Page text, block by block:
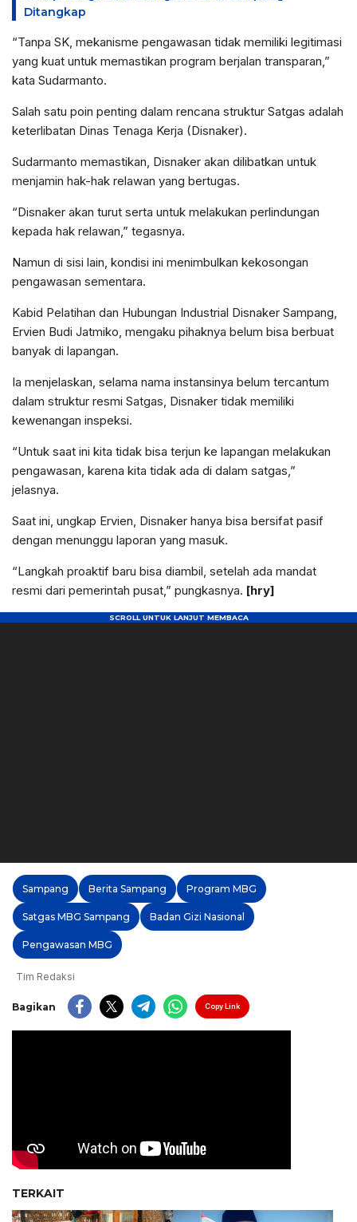
Ditangkap
“Tanpa SK, mekanisme pengawasan tidak memiliki legitimasi
yang kuat untuk memastikan program berjalan transparan,”
kata Sudarmanto.
Salah satu poin penting dalam rencana struktur Satgas adalah
keterlibatan Dinas Tenaga Kerja (Disnaker).
Sudarmanto memastikan, Disnaker akan dilibatkan untuk
menjamin hak-hak relawan yang bertugas.
“Disnaker akan turut serta untuk melakukan perlindungan
kepada hak relawan,” tegasnya.
Namun di sisi lain, kondisi ini menimbulkan kekosongan
pengawasan sementara.
Kabid Pelatihan dan Hubungan Industrial Disnaker Sampang,
Ervien Budi Jatmiko, mengaku pihaknya belum bisa berbuat
banyak di lapangan.
Ia menjelaskan, selama nama instansinya belum tercantum
dalam struktur resmi Satgas, Disnaker tidak memiliki
kewenangan inspeksi.
“Untuk saat ini kita tidak bisa terjun ke lapangan melakukan
pengawasan, karena kita tidak ada di dalam satgas,”
jelasnya.
Saat ini, ungkap Ervien, Disnaker hanya bisa bersifat pasif
dengan menunggu laporan yang masuk.
“Langkah proaktif baru bisa diambil, setelah ada mandat
resmi dari pemerintah pusat,” pungkasnya. [hry]
Sampang Berita Sampang Program MBG
Satgas MBG Sampang Badan Gizi Nasional
Pengawasan MBG
Tim Redaksi
Bagikan Copy Link
TERKAIT